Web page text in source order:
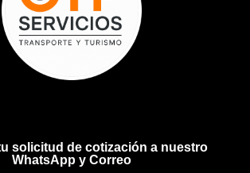
solicitud de cotización a nuestro
WhatsApp y Correo